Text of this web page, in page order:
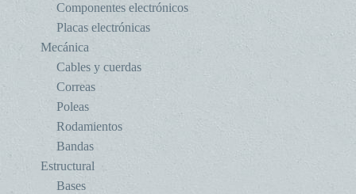
Componentes electrónicos
Placas electrónicas
Mecánica
Cables y cuerdas
Correas
Poleas
Rodamientos
Bandas
Estructural
Bases